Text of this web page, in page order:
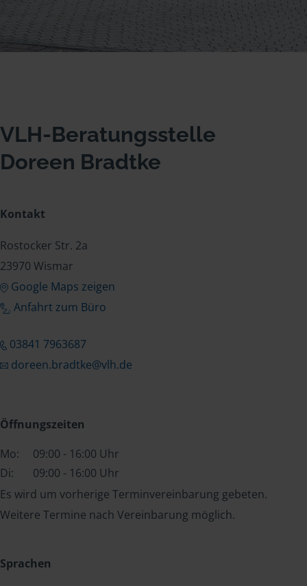
VLH-Beratungsstelle
Doreen Bradtke
Kontakt
Rostocker Str. 2a
23970 Wismar
Google Maps zeigen
Anfahrt zum Büro
03841 7963687
doreen.bradtke@vlh.de
Öffnungszeiten
Mo:
09:00 - 16:00 Uhr
Di:
09:00 - 16:00 Uhr
Es wird um vorherige Terminvereinbarung gebeten.
Weitere Termine nach Vereinbarung möglich.
Sprachen